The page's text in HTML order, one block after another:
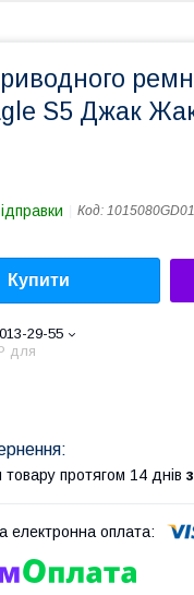
S5 Джак
Код:
Купити
29-55
для
протягом 14 днів